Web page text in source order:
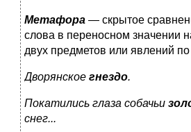
Метафора — скрытое
слова в переносном значении
двух предметов или явлений
Дворянское гнездо.
Покатились глаза собачьи
снег...